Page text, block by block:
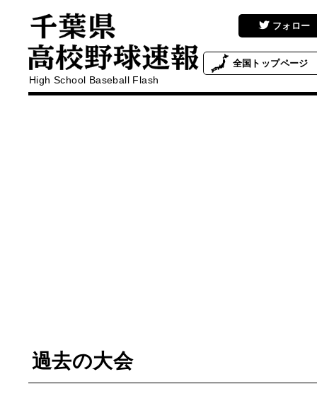
High School Baseball Flash
フォロー
全国 トップページ
過去の大会